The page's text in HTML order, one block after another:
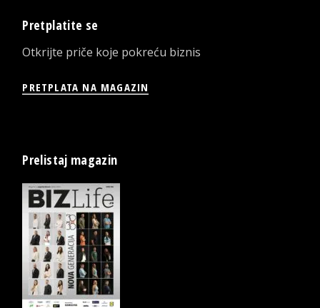
Pretplatite se
Otkrijte priče koje pokreću biznis
PRETPLATA NA MAGAZIN
Prelistaj magazin